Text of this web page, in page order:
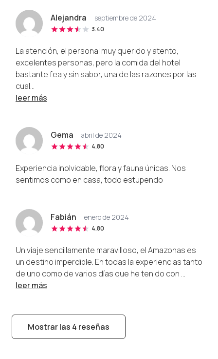
Alejandra septiembre de 2024
3.40
La atención, el personal muy querido y atento,
excelentes personas, pero la comida del hotel
bastante fea y sin sabor, una de las razones por las
cual...
leer más
Gema abril de 2024
4.80
Experiencia inolvidable, flora y fauna únicas. Nos
sentimos como en casa, todo estupendo
Fabián enero de 2024
4.80
Un viaje sencillamente maravilloso, el Amazonas es
un destino imperdible. En todas la experiencias tanto
de uno como de varios días que he tenido con ...
leer más
Mostrar las 4 reseñas